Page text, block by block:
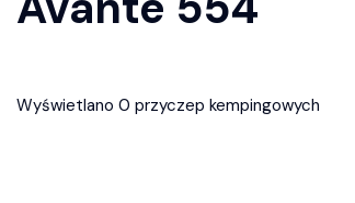
Wyświetlano 0 przyczep kempingowych